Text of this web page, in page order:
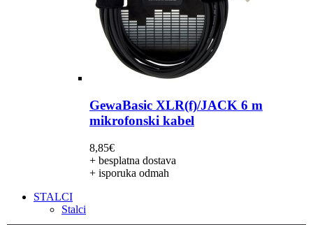
GewaBasic XLR(f)/JACK 6 m
mikrofonski kabel
8,85€
+ besplatna dostava
+ isporuka odmah
STALCI
Stalci